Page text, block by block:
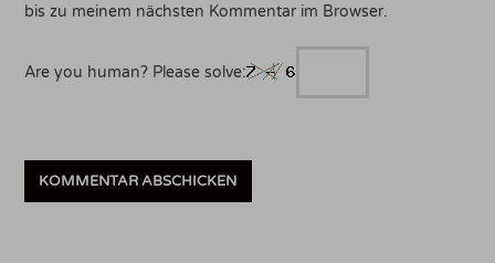
bis zu meinem nächsten Kommentar im Browser.
Are you human? Please solve: